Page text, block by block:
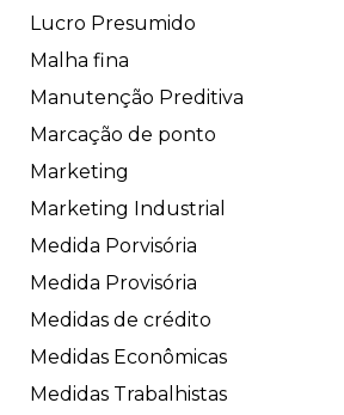
Lucro Presumido
Malha fina
Manutenção Preditiva
Marcação de ponto
Marketing
Marketing Industrial
Medida Porvisória
Medida Provisória
Medidas de crédito
Medidas Econômicas
Medidas Trabalhistas